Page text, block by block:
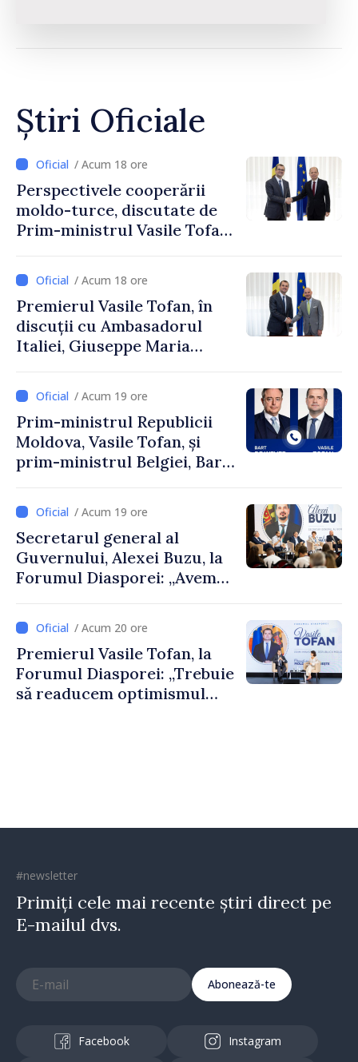
Știri Oficiale
/ Acum 18 ore
Perspectivele cooperării
moldo-turce, discutate de
Prim-ministrul Vasile Tofan
Uygar Mustafa Sertel
/ Acum 18 ore
Premierul Vasile Tofan, în
discuții cu Ambasadorul
Italiei, Giuseppe Maria
/ Acum 19 ore
Prim-ministrul Republicii
Moldova, Vasile Tofan, și
prim-ministrul Belgiei, Bart
despre parcursul european
al Republicii Moldova.
/ Acum 19 ore
Secretarul general al
Guvernului, Alexei Buzu, la
Forumul Diasporei: „Avem
dumneavoastră pentru a
construi comunități mai
puternice”
/ Acum 20 ore
Premierul Vasile Tofan, la
Forumul Diasporei: „Trebuie
să readucem optimismul
#newsletter
Primiți cele mai recente știri direct pe
E-mailul dvs.
Abonează-te
Facebook Instagram